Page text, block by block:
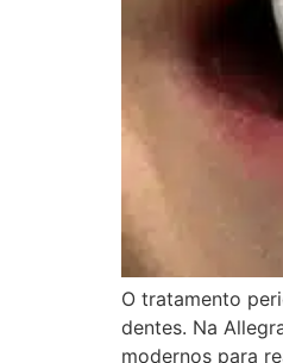
O tratamento
dentes. Na
modernos para